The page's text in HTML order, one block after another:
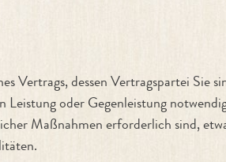
Vertrags, dessen Vertragspartei Sie
Leistung oder Gegenleistung
Maßnahmen erforderlich sind,